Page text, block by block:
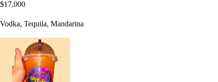
$17,000
Vodka, Tequila, Mandarina